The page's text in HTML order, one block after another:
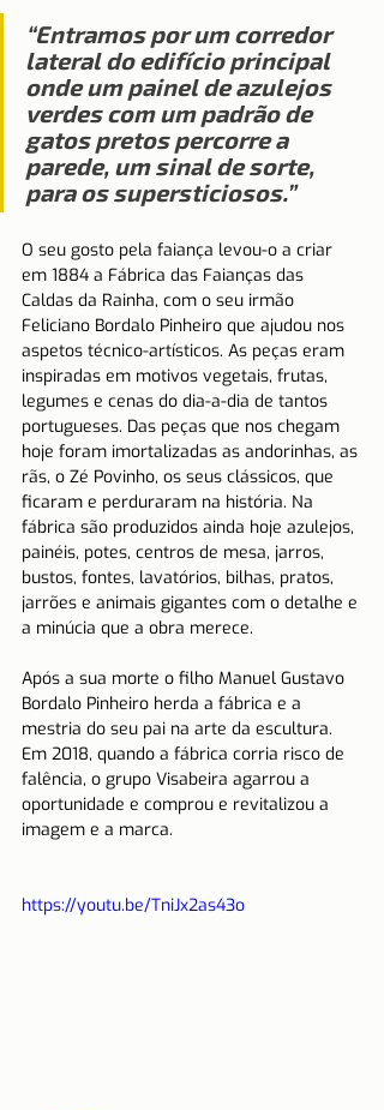
“Entramos por um corredor
lateral do edifício principal
onde um painel de azulejos
verdes com um padrão de
gatos pretos percorre a
parede, um sinal de sorte,
para os supersticiosos.”
O seu gosto pela faiança levou-o a criar
em 1884 a Fábrica das Faianças das
Caldas da Rainha​, com o seu irmão
Feliciano Bordalo Pinheiro que ajudou nos
aspetos técnico-artísticos. As peças eram
inspiradas em motivos vegetais, frutas,
legumes e cenas do dia-a-dia de tantos
portugueses. Das peças que nos chegam
hoje foram imortalizadas as andorinhas, as
rãs, o Zé Povinho, os seus clássicos, que
ficaram e perduraram na história. Na
fábrica são produzidos ainda hoje azulejos,
painéis, potes, centros de mesa, jarros,
bustos, fontes, lavatórios, bilhas, pratos,
jarrões e animais gigantes com o detalhe e
a minúcia que a obra merece.
Após a sua morte o filho Manuel Gustavo
Bordalo Pinheiro herda a fábrica e a
mestria do seu pai na arte da escultura.
Em 2018, quando a fábrica corria risco de
falência, o grupo Visabeira agarrou a
oportunidade e comprou e revitalizou a
imagem e a marca.
https://youtu.be/TniJx2as43o